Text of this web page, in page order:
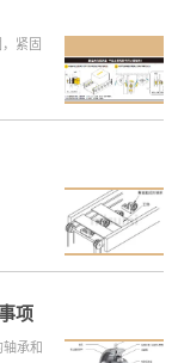
紧固
构
项
承和